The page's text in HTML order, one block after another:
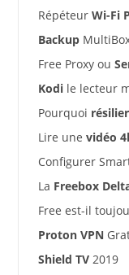
Répéteur Wi-Fi
BackupMultiBox
Free Proxy ou
Kodile lecteur
Pourquoi résilier
Lire une vidéo
Configurer
La Freebox
Free est-il
Proton VPN
Shield TV2019